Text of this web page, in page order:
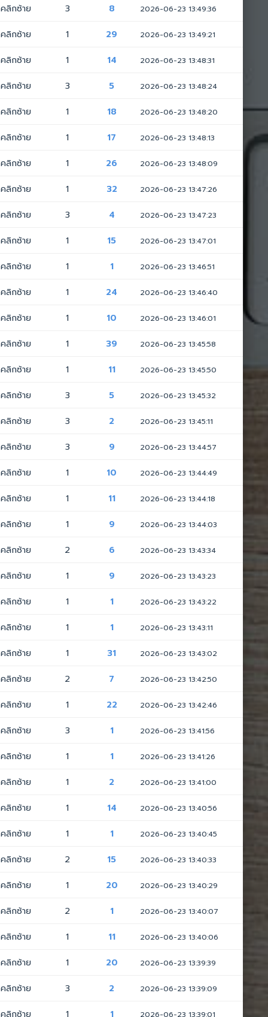
คลิกซ้าย 3 8 2026-06-23 13:49:36
คลิกซ้าย 1 29 2026-06-23 13:49:21
คลิกซ้าย 1 14 2026-06-23 13:48:31
คลิกซ้าย 3 5 2026-06-23 13:48:24
คลิกซ้าย 1 18 2026-06-23 13:48:20
คลิกซ้าย 1 17 2026-06-23 13:48:13
คลิกซ้าย 1 26 2026-06-23 13:48:09
คลิกซ้าย 1 32 2026-06-23 13:47:26
คลิกซ้าย 3 4 2026-06-23 13:47:23
คลิกซ้าย 1 15 2026-06-23 13:47:01
คลิกซ้าย 1 1 2026-06-23 13:46:51
คลิกซ้าย 1 24 2026-06-23 13:46:40
คลิกซ้าย 1 10 2026-06-23 13:46:01
คลิกซ้าย 1 39 2026-06-23 13:45:58
คลิกซ้าย 1 11 2026-06-23 13:45:50
คลิกซ้าย 3 5 2026-06-23 13:45:32
คลิกซ้าย 3 2 2026-06-23 13:45:11
คลิกซ้าย 3 9 2026-06-23 13:44:57
คลิกซ้าย 1 10 2026-06-23 13:44:49
คลิกซ้าย 1 11 2026-06-23 13:44:18
คลิกซ้าย 1 9 2026-06-23 13:44:03
คลิกซ้าย 2 6 2026-06-23 13:43:34
คลิกซ้าย 1 9 2026-06-23 13:43:23
คลิกซ้าย 1 1 2026-06-23 13:43:22
คลิกซ้าย 1 1 2026-06-23 13:43:11
คลิกซ้าย 1 31 2026-06-23 13:43:02
คลิกซ้าย 2 7 2026-06-23 13:42:50
คลิกซ้าย 1 22 2026-06-23 13:42:46
คลิกซ้าย 3 1 2026-06-23 13:41:56
คลิกซ้าย 1 1 2026-06-23 13:41:26
คลิกซ้าย 1 2 2026-06-23 13:41:00
คลิกซ้าย 1 14 2026-06-23 13:40:56
คลิกซ้าย 1 1 2026-06-23 13:40:45
คลิกซ้าย 2 15 2026-06-23 13:40:33
คลิกซ้าย 1 20 2026-06-23 13:40:29
คลิกซ้าย 2 1 2026-06-23 13:40:07
คลิกซ้าย 1 11 2026-06-23 13:40:06
คลิกซ้าย 1 20 2026-06-23 13:39:39
คลิกซ้าย 3 2 2026-06-23 13:39:09
คลิกซ้าย 1 1 2026-06-23 13:39:01